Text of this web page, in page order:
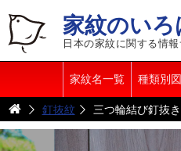
家紋のいろ
日本の家紋に関する情報
家紋名一覧 種類別
釘抜紋 三つ輪結び釘抜